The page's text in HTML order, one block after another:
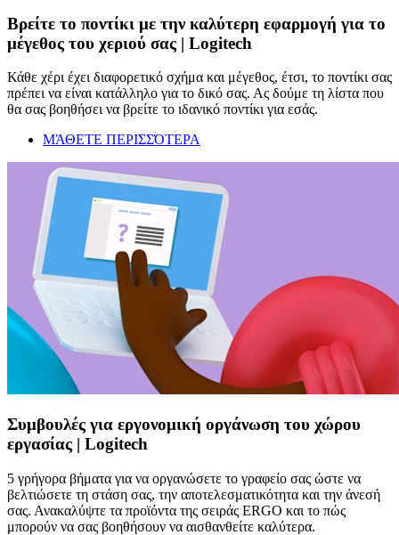
Βρείτε το ποντίκι με την καλύτερη εφαρμογή για το
μέγεθος του χεριού σας | Logitech
Κάθε χέρι έχει διαφορετικό σχήμα και μέγεθος, έτσι, το ποντίκι σας
πρέπει να είναι κατάλληλο για το δικό σας. Ας δούμε τη λίστα που
θα σας βοηθήσει να βρείτε το ιδανικό ποντίκι για εσάς.
ΜΆΘΕΤΕ ΠΕΡΙΣΣΌΤΕΡΑ
Συμβουλές για εργονομική οργάνωση του χώρου
εργασίας | Logitech
5 γρήγορα βήματα για να οργανώσετε το γραφείο σας ώστε να
βελτιώσετε τη στάση σας, την αποτελεσματικότητα και την άνεσή
σας. Ανακαλύψτε τα προϊόντα της σειράς ERGO και το πώς
μπορούν να σας βοηθήσουν να αισθανθείτε καλύτερα.